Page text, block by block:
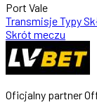
Port Vale
TransmisjeTypy
Skrót meczu
Oficjalny partner